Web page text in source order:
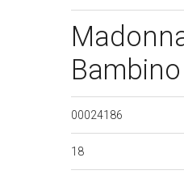
00024186
18